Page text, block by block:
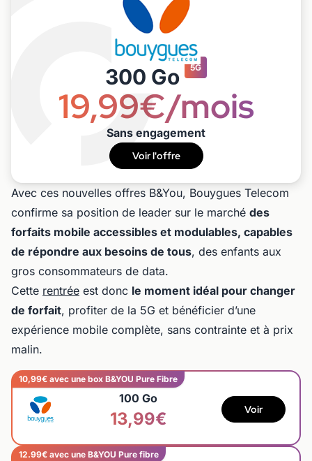
300 Go 5G
19,99€/mois
Sans engagement
Voir l'offre
Avec ces nouvelles offres B&You, Bouygues Telecom
confirme sa position de leader sur le marché des
forfaits mobile accessibles et modulables, capables
de répondre aux besoins de tous, des enfants aux
gros consommateurs de data.
Cette rentrée est donc le moment idéal pour changer
de forfait, profiter de la 5G et bénéficier d’une
expérience mobile complète, sans contrainte et à prix
malin.
10,99€ avec une box B&YOU Pure Fibre
100 Go
13,99€ Voir
12.99€ avec une B&YOU Pure fibre